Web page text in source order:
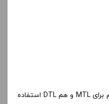
شما می توانید از این کارتریج هم برای MTL و هم DTL استفاده